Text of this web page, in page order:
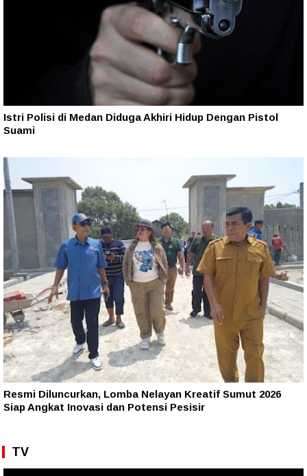
Istri Polisi di Medan Diduga Akhiri Hidup Dengan Pistol
Suami
Resmi Diluncurkan, Lomba Nelayan Kreatif Sumut 2026
Siap Angkat Inovasi dan Potensi Pesisir
TV